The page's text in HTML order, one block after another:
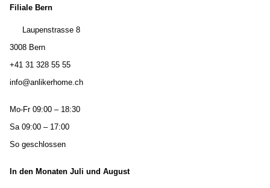
Filiale Bern
Laupenstrasse 8
3008 Bern
+41 31 328 55 55
info@anlikerhome.ch
Mo-Fr 09:00 – 18:30
Sa 09:00 – 17:00
So geschlossen
In den Monaten Juli und August